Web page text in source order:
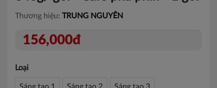
Thương hiệu: TRUNG NGUYÊN
156,000đ
Loại